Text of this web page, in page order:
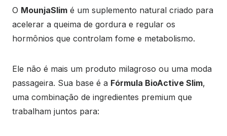
O MounjaSlim é um suplemento natural criado para
acelerar a queima de gordura e regular os
hormônios que controlam fome e metabolismo.
Ele não é mais um produto milagroso ou uma moda
passageira. Sua base é a Fórmula BioActive Slim,
uma combinação de ingredientes premium que
trabalham juntos para: